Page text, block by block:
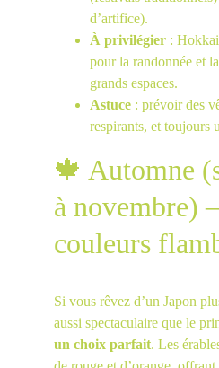
d’artifice).
À privilégier :
pour la randonnée et
grands espaces.
Astuce : prévoir des
respirants, et toujours
🍁 Automne
à novembre)
couleurs
Si vous rêvez d’un Japon
aussi spectaculaire que le
un choix parfait. Les